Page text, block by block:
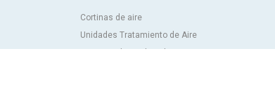
Cortinas de aire
Unidades Tratamiento de Aire